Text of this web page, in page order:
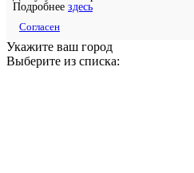
Подробнее здесь
Согласен
Укажите ваш город
Выберите из списка: